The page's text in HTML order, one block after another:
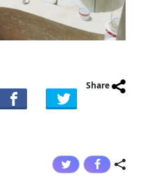
Share